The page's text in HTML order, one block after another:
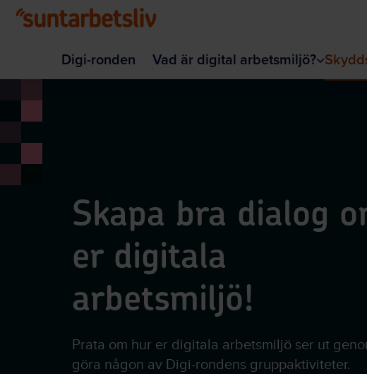
Digi-ronden Vad är digital arbetsmiljö?
Skapa bra dialog
er digitala
arbetsmiljö!
Prata om hur er digitala arbetsmiljö ser ut
göra någon av Digi-rondens gruppaktiviteter.